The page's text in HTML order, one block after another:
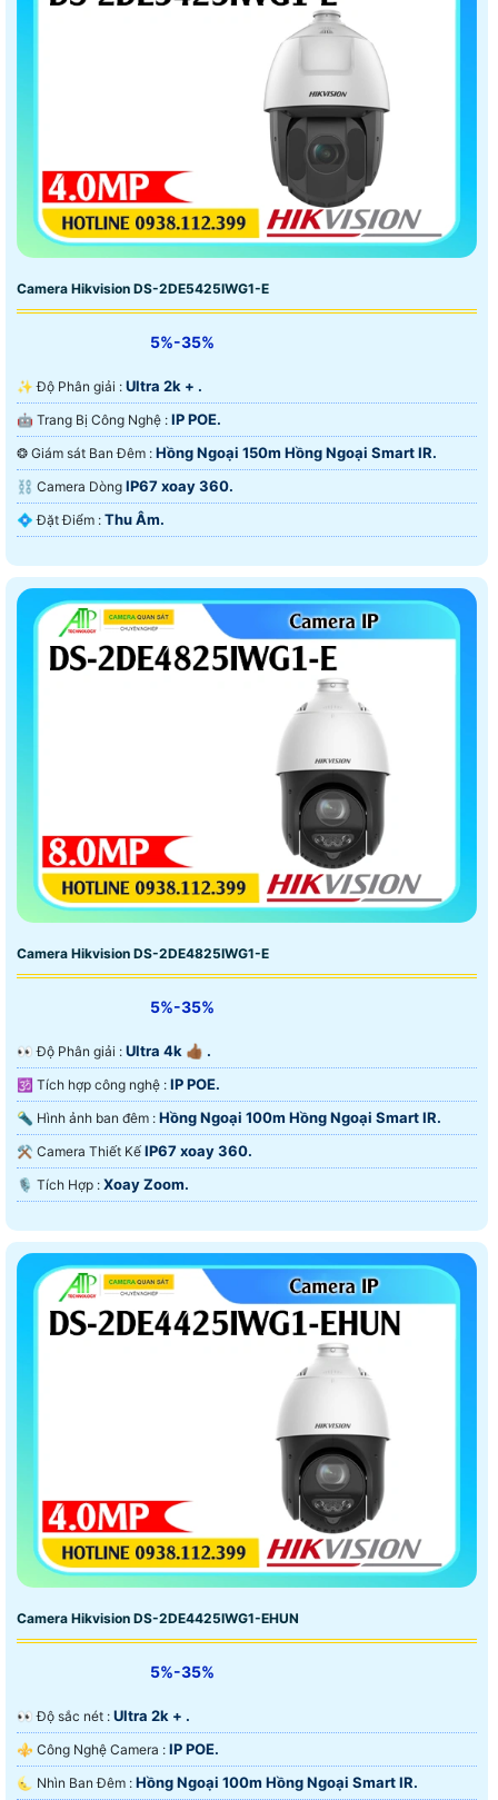
Camera Hikvision DS-2DE5425IWG1-E
5%-35%
✨ Độ Phân giải : Ultra 2k + .
🤖️ Trang Bị Công Nghệ : IP POE.
❂ Giám sát Ban Đêm : Hồng Ngoại 150m Hồng Ngoại Smart IR.
⛓ Camera Dòng IP67 xoay 360.
️💠 Đặt Điểm : Thu Âm.
Camera Hikvision DS-2DE4825IWG1-E
5%-35%
️👀 Độ Phân giải : Ultra 4k 👍🏾 .
🕉️ Tích hợp công nghệ : IP POE.
🔦 Hình ảnh ban đêm : Hồng Ngoại 100m Hồng Ngoại Smart IR.
⚒ Camera Thiết Kế IP67 xoay 360.
️🎙 Tích Hợp : Xoay Zoom.
Camera Hikvision DS-2DE4425IWG1-EHUN
5%-35%
️👀 Độ sắc nét : Ultra 2k + .
⚜️ Công Nghệ Camera : IP POE.
🌜 Nhìn Ban Đêm : Hồng Ngoại 100m Hồng Ngoại Smart IR.